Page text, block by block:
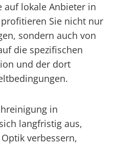
auf lokale Anbieter in
Sie nicht nur
sondern auch von
die spezifischen
und der dort
in
langfristig aus,
verbessern,